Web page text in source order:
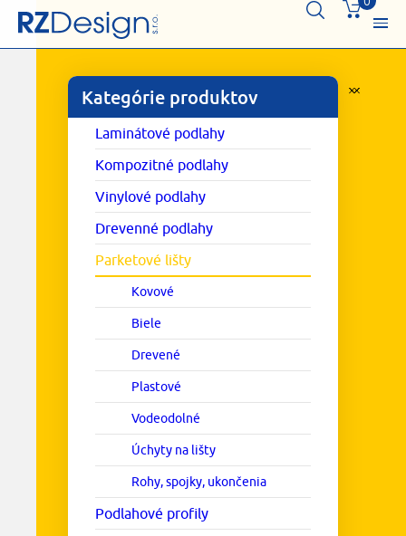
Kategórie produktov
Laminátové podlahy
Kompozitné podlahy
Vinylové podlahy
Drevenné podlahy
Parketové lišty
Kovové
Biele
Drevené
Plastové
Vodeodolné
Úchyty na lišty
Rohy, spojky, ukončenia
Podlahové profily